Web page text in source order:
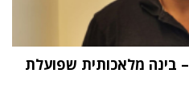
"העתיד הוא Physical AI – בינה מלאכותית שפועלת